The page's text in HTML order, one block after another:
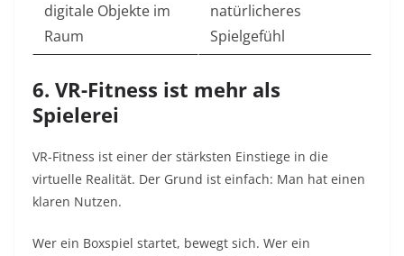
digitale Objekte im
Raum
natürlicheres
Spielgefühl
6. VR-Fitness ist mehr als
Spielerei
VR-Fitness ist einer der stärksten Einstiege in die
virtuelle Realität. Der Grund ist einfach: Man hat einen
klaren Nutzen.
Wer ein Boxspiel startet, bewegt sich. Wer ein